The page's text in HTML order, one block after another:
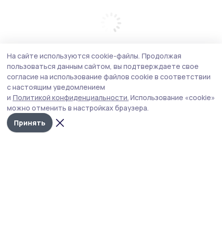
На сайте используются cookie-файлы. Продолжая
пользоваться данным сайтом, вы подтверждаете свое
согласие на использование файлов cookie в соответствии
с настоящим уведомлением
и Политикой конфиденциальности. Использование «cookie»
можно отменить в настройках браузера.
Принять